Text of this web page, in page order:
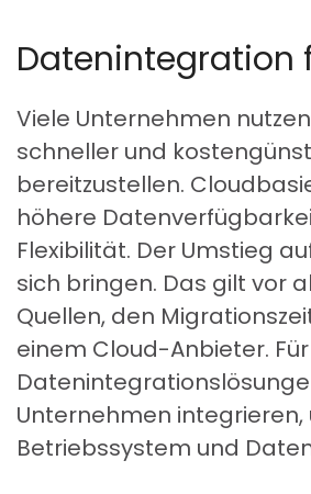
Datenintegration
Viele Unternehmen
schneller und
bereitzustellen.
höhere
Flexibilität. Der Umstieg
sich bringen. Das gilt vor
Quellen, den
einem Cloud-Anbieter.
Unternehmen
Betriebssystem und